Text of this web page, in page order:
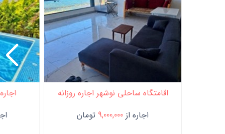
اقامتگاه ساحلی نوشهر اجاره روزانه
اجاره از 9,000,000 تومان